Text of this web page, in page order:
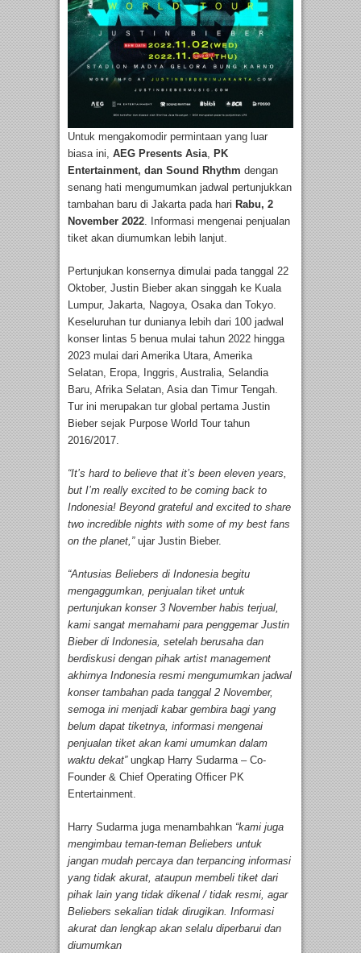
Untuk mengakomodir permintaan yang luar
biasa ini, AEG Presents Asia, PK
Entertainment, dan Sound Rhythm dengan
senang hati mengumumkan jadwal pertunjukkan
tambahan baru di Jakarta pada hari Rabu, 2
November 2022. Informasi mengenai penjualan
tiket akan diumumkan lebih lanjut.
Pertunjukan konsernya dimulai pada tanggal 22
Oktober, Justin Bieber akan singgah ke Kuala
Lumpur, Jakarta, Nagoya, Osaka dan Tokyo.
Keseluruhan tur dunianya lebih dari 100 jadwal
konser lintas 5 benua mulai tahun 2022 hingga
2023 mulai dari Amerika Utara, Amerika
Selatan, Eropa, Inggris, Australia, Selandia
Baru, Afrika Selatan, Asia dan Timur Tengah.
Tur ini merupakan tur global pertama Justin
Bieber sejak Purpose World Tour tahun
2016/2017.
“It’s hard to believe that it’s been eleven years,
but I’m really excited to be coming back to
Indonesia! Beyond grateful and excited to share
two incredible nights with some of my best fans
on the planet,”ujar Justin Bieber.
“Antusias Beliebers di Indonesia begitu
mengaggumkan, penjualan tiket untuk
pertunjukan konser 3 November habis terjual,
kami sangat memahami para penggemar Justin
Bieber di Indonesia, setelah berusaha dan
berdiskusi dengan pihak artist management
akhirnya Indonesia resmi mengumumkan jadwal
konser tambahan pada tanggal 2 November,
semoga ini menjadi kabar gembira bagi yang
belum dapat tiketnya, informasi mengenai
penjualan tiket akan kami umumkan dalam
waktu dekat” ungkap Harry Sudarma – Co-
Founder & Chief Operating Officer PK
Entertainment.
Harry Sudarma juga menambahkan “kami juga
mengimbau teman-teman Beliebers untuk
jangan mudah percaya dan terpancing informasi
yang tidak akurat, ataupun membeli tiket dari
pihak lain yang tidak dikenal / tidak resmi, agar
Beliebers sekalian tidak dirugikan. Informasi
akurat dan lengkap akan selalu diperbarui dan
diumumkan